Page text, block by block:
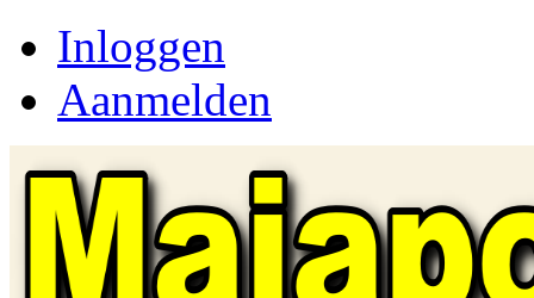
Inloggen
Aanmelden